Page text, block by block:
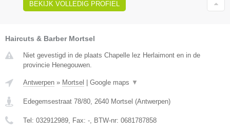
BEKIJK VOLLEDIG PROFIEL
Haircuts & Barber Mortsel
Niet gevestigd in de plaats Chapelle lez Herlaimont en in de
provincie Henegouwen.
Antwerpen » Mortsel Google maps ▼
Edegemsestraat 78/80, 2640 Mortsel (Antwerpen)
Tel: 032912989, Fax: -, BTW-nr: 0681787858